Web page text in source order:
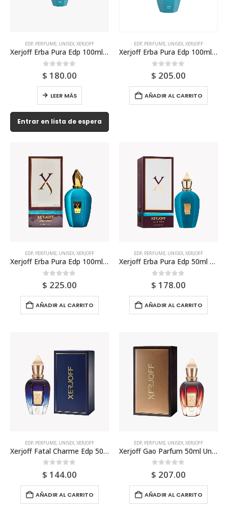
EDP, PERFUME, UNISEX,XERJOFF
Xerjoff Erba Pura Edp 100ml Tester Unisex
0 out of 5
$ 180.00
LEER MÁS
Entrar en lista de espera
EDP, PERFUME, UNISEX,XERJOFF
Xerjoff Erba Pura Edp 100ml Tester Unisex (Version De Terciopelo)
0 out of 5
$ 205.00
AÑADIR AL CARRITO
EDP, PERFUME, UNISEX,XERJOFF
Xerjoff Erba Pura Edp 100ml Unisex
0 out of 5
$ 225.00
AÑADIR AL CARRITO
EDP, PERFUME, UNISEX,XERJOFF
Xerjoff Erba Pura Edp 50ml Unisex
0 out of 5
$ 178.00
AÑADIR AL CARRITO
EDP, PERFUME, UNISEX,XERJOFF
Xerjoff Fatal Charme Edp 50ml Unisex
0 out of 5
$ 144.00
AÑADIR AL CARRITO
EDP, PERFUME, UNISEX,XERJOFF
Xerjoff Gao Parfum 50ml Unisex
0 out of 5
$ 207.00
AÑADIR AL CARRITO